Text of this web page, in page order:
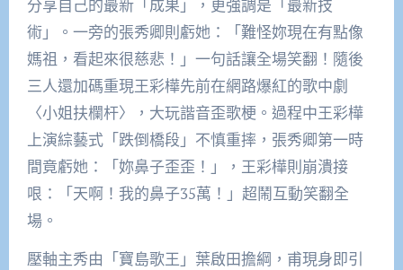
分享自己的最新「成果」，更強調是「最新技
術」。一旁的張秀卿則虧她：「難怪妳現在有點像
媽祖，看起來很慈悲！」一句話讓全場笑翻！隨後
三人還加碼重現王彩樺先前在網路爆紅的歌中劇
〈小姐扶欄杆〉，大玩諧音歪歌梗。過程中王彩樺
上演綜藝式「跌倒橋段」不慎重摔，張秀卿第一時
間竟虧她：「妳鼻子歪歪！」，王彩樺則崩潰接
哏：「天啊！我的鼻子35萬！」超鬧互動笑翻全
場。
壓軸主秀由「寶島歌王」葉啟田擔綱，甫現身即引